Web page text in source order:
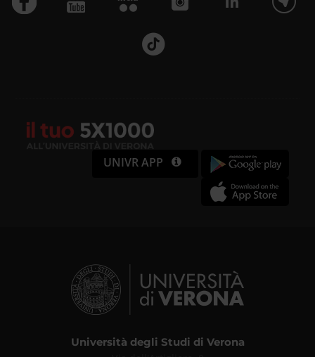
UNIVR APP
Università degli Studi di Verona